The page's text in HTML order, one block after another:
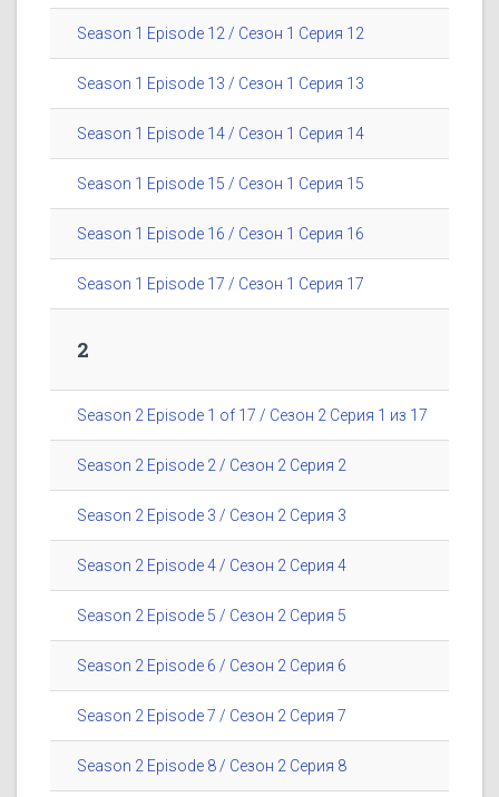
Season 1 Episode 12 / Сезон 1 Серия 12
Season 1 Episode 13 / Сезон 1 Серия 13
Season 1 Episode 14 / Сезон 1 Серия 14
Season 1 Episode 15 / Сезон 1 Серия 15
Season 1 Episode 16 / Сезон 1 Серия 16
Season 1 Episode 17 / Сезон 1 Серия 17
2
Season 2 Episode 1 of 17 / Сезон 2 Серия 1 из 17
Season 2 Episode 2 / Сезон 2 Серия 2
Season 2 Episode 3 / Сезон 2 Серия 3
Season 2 Episode 4 / Сезон 2 Серия 4
Season 2 Episode 5 / Сезон 2 Серия 5
Season 2 Episode 6 / Сезон 2 Серия 6
Season 2 Episode 7 / Сезон 2 Серия 7
Season 2 Episode 8 / Сезон 2 Серия 8